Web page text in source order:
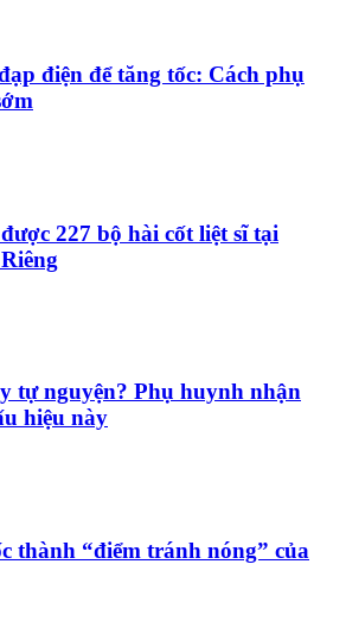
điện để tăng tốc: Cách phụ
227 bộ hài cốt liệt sĩ tại
tự nguyện? Phụ huynh nhận
hiệu này
thành “điểm tránh nóng” của